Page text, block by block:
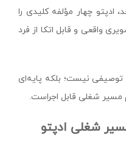
ادپتو چهار مؤلفه کلیدی را
واقعی و قابل اتکا از فرد
توصیفی نیست؛ بلکه پایه‌ای
مسیر شغلی قابل اجراست.
شغلی ادپتو